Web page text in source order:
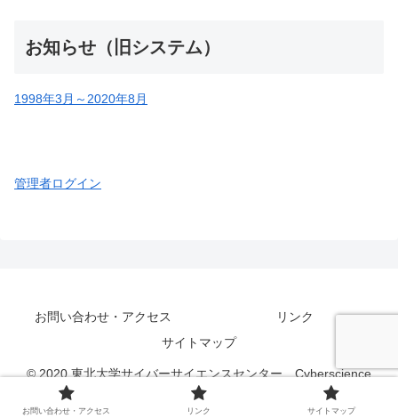
お知らせ（旧システム）
1998年3月～2020年8月
管理者ログイン
お問い合わせ・アクセス
リンク
サイトマップ
© 2020 東北大学サイバーサイエンスセンター Cyberscience
Center, Tohoku University.
お問い合わせ・アクセス リンク サイトマップ